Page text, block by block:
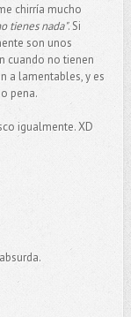
chirría mucho
tienes nada". Si
son unos
cuando no tienen
a lamentables, y es
pena.
igualmente. XD